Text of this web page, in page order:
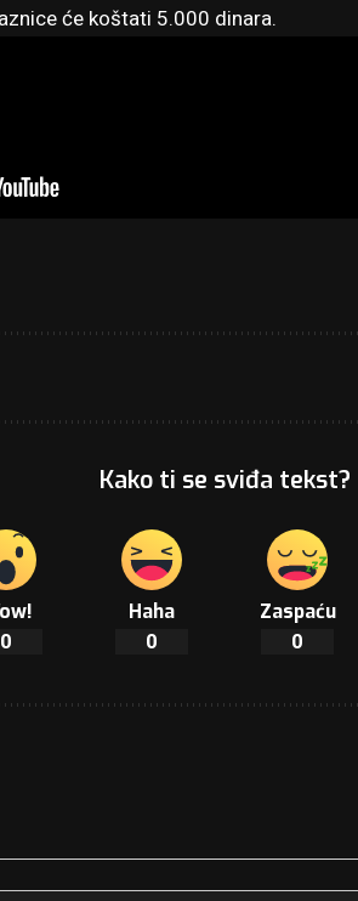
će koštati 5.000 dinara.
Kako ti se sviđa tekst?
0
Haha
0
Zaspaću
0